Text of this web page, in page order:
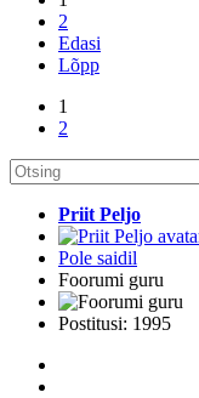
2
Edasi
Lõpp
1
2
Priit Peljo
Pole saidil
Foorumi guru
Postitusi: 1995